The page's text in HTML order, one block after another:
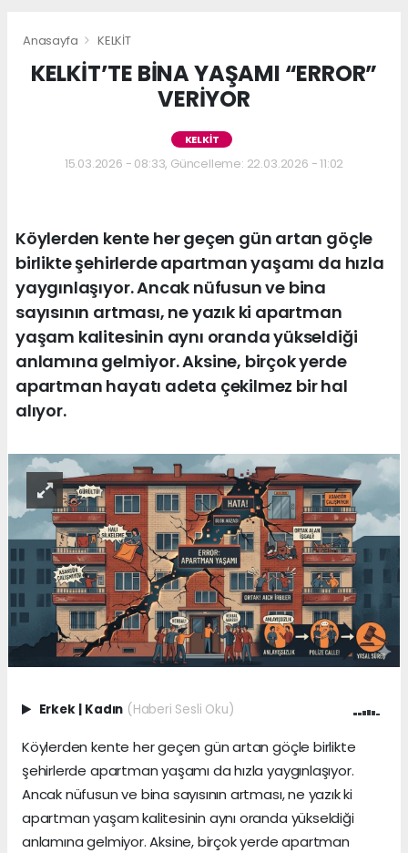
Anasayfa KELKİT
KELKİT’TE BİNA YAŞAMI “ERROR”
VERİYOR
KELKİT
15.03.2026 - 08:33, Güncelleme: 22.03.2026 - 11:02
Köylerden kente her geçen gün artan göçle
birlikte şehirlerde apartman yaşamı da hızla
yaygınlaşıyor. Ancak nüfusun ve bina
sayısının artması, ne yazık ki apartman
yaşam kalitesinin aynı oranda yükseldiği
anlamına gelmiyor. Aksine, birçok yerde
apartman hayatı adeta çekilmez bir hal
alıyor.
Erkek Kadın (Haberi Sesli Oku)
Köylerden kente her geçen gün artan göçle birlikte
şehirlerde apartman yaşamı da hızla yaygınlaşıyor.
Ancak nüfusun ve bina sayısının artması, ne yazık ki
apartman yaşam kalitesinin aynı oranda yükseldiği
anlamına gelmiyor. Aksine, birçok yerde apartman